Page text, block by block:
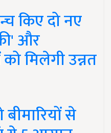
किए दो नए
और
मिलेगी उन्नत
से